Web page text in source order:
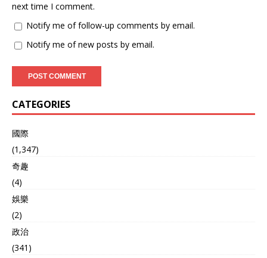
next time I comment.
Notify me of follow-up comments by email.
Notify me of new posts by email.
CATEGORIES
國際
(1,347)
奇趣
(4)
娛樂
(2)
政治
(341)